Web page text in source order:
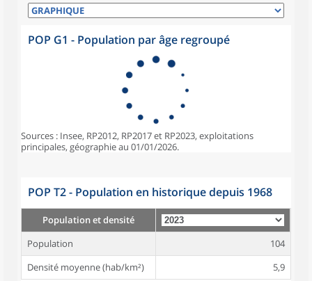
POP G1 - Population par âge regroupé
Sources : Insee, RP2012, RP2017 et RP2023, exploitations
principales, géographie au 01/01/2026.
POP T2 - Population en historique depuis 1968
Population et densité
Population
104
Densité moyenne (hab/km²)
5,9